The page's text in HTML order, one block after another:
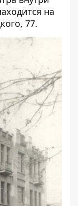
на
77.